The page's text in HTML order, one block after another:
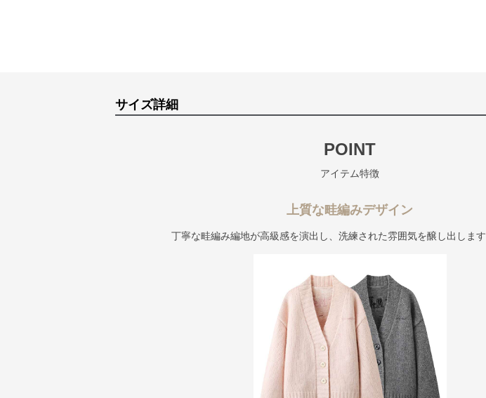
サイズ詳細
POINT
アイテム特徴
上質な畦編みデザイン
丁寧な畦編み編地が高級感を演出し、洗練された雰囲気を醸し出します